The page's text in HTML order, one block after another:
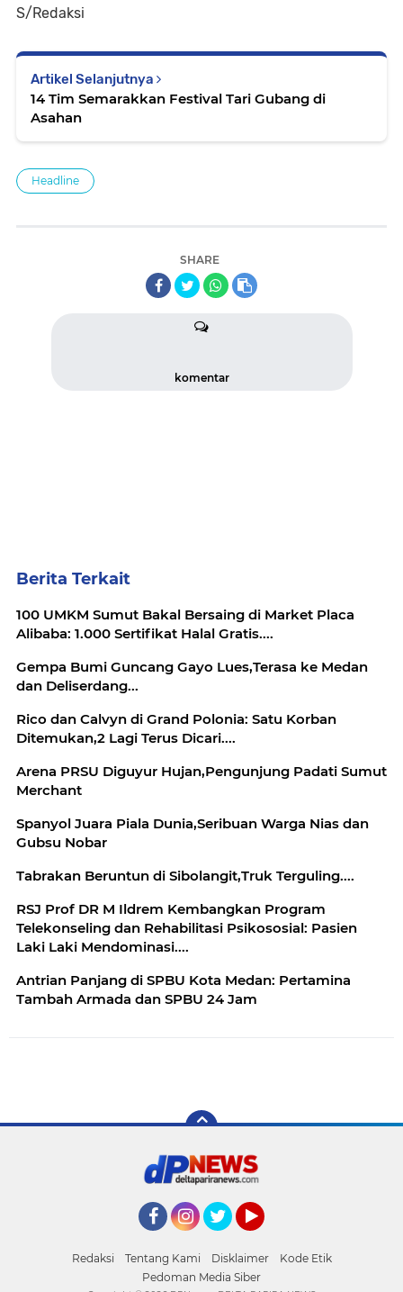
S/Redaksi
Artikel Selanjutnya
14 Tim Semarakkan Festival Tari Gubang di
Asahan
Headline
SHARE
komentar
Berita Terkait
100 UMKM Sumut Bakal Bersaing di Market Placa
Alibaba: 1.000 Sertifikat Halal Gratis....
Gempa Bumi Guncang Gayo Lues,Terasa ke Medan
dan Deliserdang...
Rico dan Calvyn di Grand Polonia: Satu Korban
Ditemukan,2 Lagi Terus Dicari....
Arena PRSU Diguyur Hujan,Pengunjung Padati Sumut
Merchant
Spanyol Juara Piala Dunia,Seribuan Warga Nias dan
Gubsu Nobar
Tabrakan Beruntun di Sibolangit,Truk Terguling....
RSJ Prof DR M Ildrem Kembangkan Program
Telekonseling dan Rehabilitasi Psikososial: Pasien
Laki Laki Mendominasi....
Antrian Panjang di SPBU Kota Medan: Pertamina
Tambah Armada dan SPBU 24 Jam
Redaksi Tentang Kami Disklaimer
Kode Etik
Pedoman Media Siber